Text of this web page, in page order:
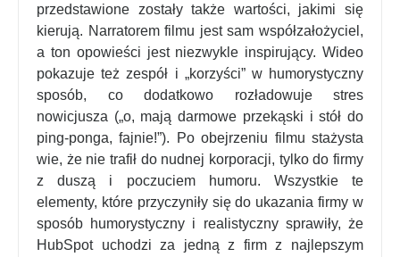
przedstawione zostały także wartości, jakimi się
kierują. Narratorem filmu jest sam współzałożyciel,
a ton opowieści jest niezwykle inspirujący. Wideo
pokazuje też zespół i „korzyści” w humorystyczny
sposób, co dodatkowo rozładowuje stres
nowicjusza („o, mają darmowe przekąski i stół do
ping-ponga, fajnie!”). Po obejrzeniu filmu stażysta
wie, że nie trafił do nudnej korporacji, tylko do firmy
z duszą i poczuciem humoru. Wszystkie te
elementy, które przyczyniły się do ukazania firmy w
sposób humorystyczny i realistyczny sprawiły, że
HubSpot uchodzi za jedną z firm z najlepszym